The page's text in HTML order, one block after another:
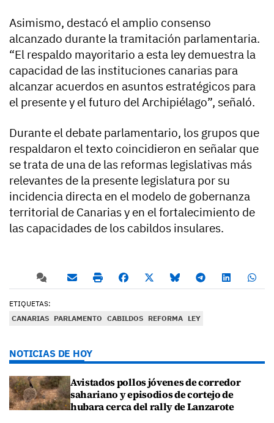
Asimismo, destacó el amplio consenso
alcanzado durante la tramitación parlamentaria.
“El respaldo mayoritario a esta ley demuestra la
capacidad de las instituciones canarias para
alcanzar acuerdos en asuntos estratégicos para
el presente y el futuro del Archipiélago”, señaló.
Durante el debate parlamentario, los grupos que
respaldaron el texto coincidieron en señalar que
se trata de una de las reformas legislativas más
relevantes de la presente legislatura por su
incidencia directa en el modelo de gobernanza
territorial de Canarias y en el fortalecimiento de
las capacidades de los cabildos insulares.
ETIQUETAS:
CANARIAS PARLAMENTO CABILDOS REFORMA LEY
NOTICIAS DE HOY
Avistados pollos jóvenes de corredor
sahariano y episodios de cortejo de
hubara cerca del rally de Lanzarote